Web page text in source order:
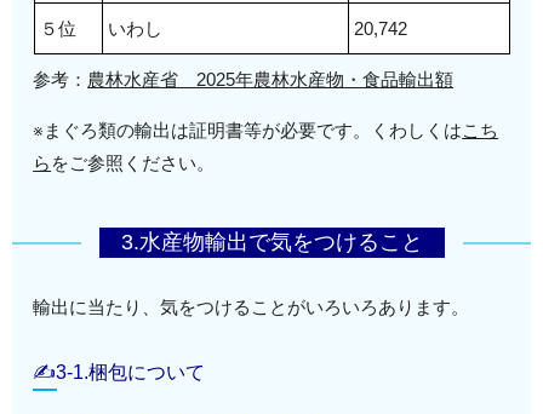
５位 いわし 20,742
参考： 農林水産省 2025年農林水産物・食品輸出額
※まぐろ類の輸出は証明書等が必要です。くわしくはこち
ら をご参照ください。
3.水産物輸出で気をつけること
輸出に当たり、気をつけることがいろいろあります。
✍3-1.梱包について